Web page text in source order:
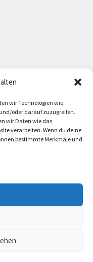
wir Technologien wie
oder darauf zuzugreifen.
wir Daten wie das
verarbeiten. Wenn du deine
bestimmte Merkmale und